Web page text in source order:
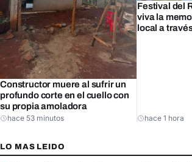
Constructor muere al sufrir un
profundo corte en el cuello con
su propia amoladora
hace 53 minutos
Festival del
viva la
local a
hace 1 hora
LO MAS LEIDO